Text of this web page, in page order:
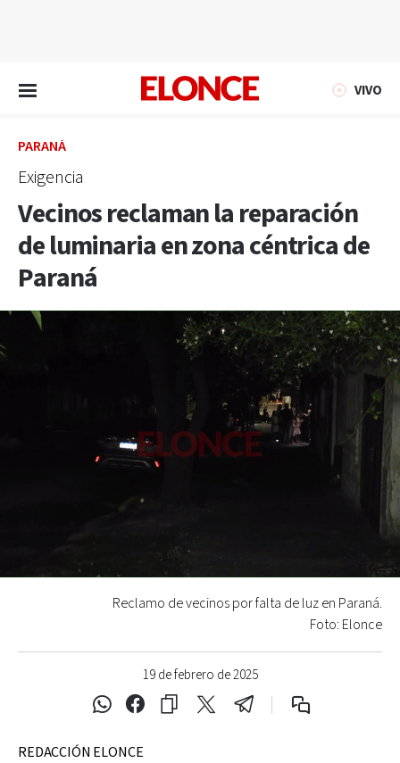
VIVO
PARANÁ
Exigencia
Vecinos reclaman la reparación
de luminaria en zona céntrica de
Paraná
19 de febrero de 2025
Reclamo de vecinos por falta de luz en Paraná.
Foto: Elonce
REDACCIÓN ELONCE